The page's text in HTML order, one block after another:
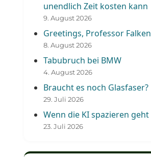
unendlich Zeit kosten kann
9. August 2026
Greetings, Professor Falken
8. August 2026
Tabubruch bei BMW
4. August 2026
Braucht es noch Glasfaser?
29. Juli 2026
Wenn die KI spazieren geht
23. Juli 2026